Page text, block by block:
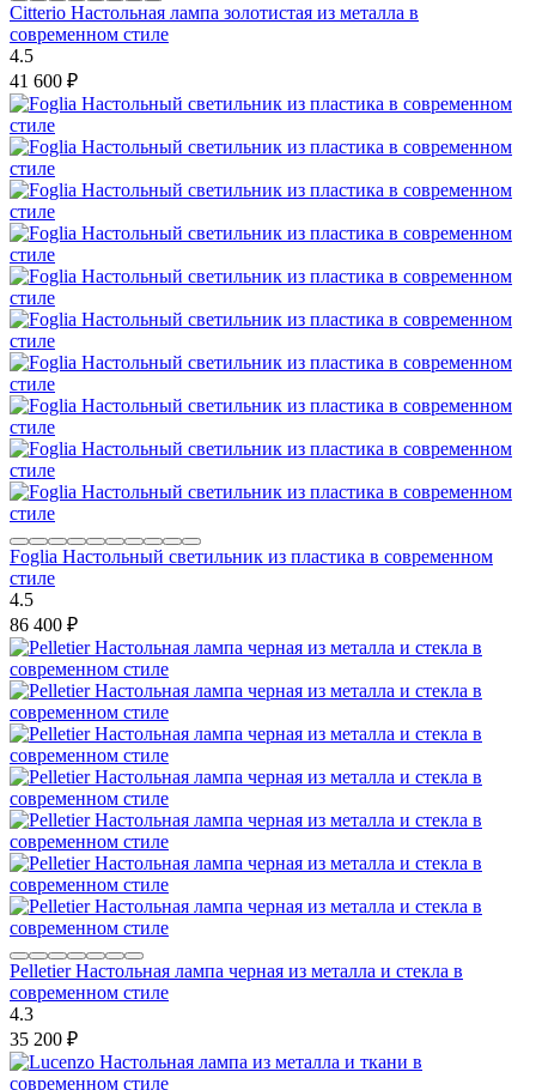
Citterio Настольная лампа золотистая из металла в
современном стиле
4.5
41 600 ₽
Foglia Настольный светильник из пластика в современном
стиле
4.5
86 400 ₽
Pelletier Настольная лампа черная из металла и стекла в
современном стиле
4.3
35 200 ₽